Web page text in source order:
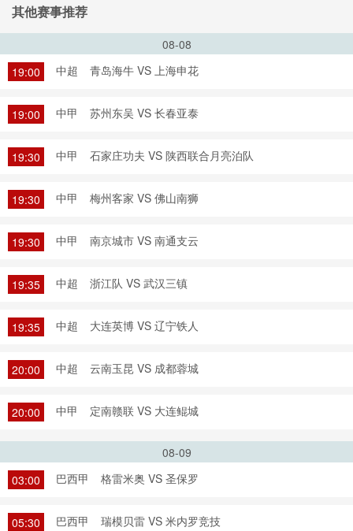
其他赛事推荐
08-08
19:00
中超 青岛海牛 VS 上海申花
19:00 中甲 苏州东吴 VS 长春亚泰
19:30 中甲 石家庄功夫 VS 陕西联合月亮泊队
19:30 中甲 梅州客家 VS 佛山南狮
19:30 中甲 南京城市 VS 南通支云
19:35 中超 浙江队 VS 武汉三镇
19:35 中超 大连英博 VS 辽宁铁人
20:00 中超 云南玉昆 VS 成都蓉城
20:00 中甲 定南赣联 VS 大连鲲城
08-09
03:00
巴西甲 格雷米奥 VS 圣保罗
05:30 巴西甲 瑞模贝雷 VS 米内罗竞技